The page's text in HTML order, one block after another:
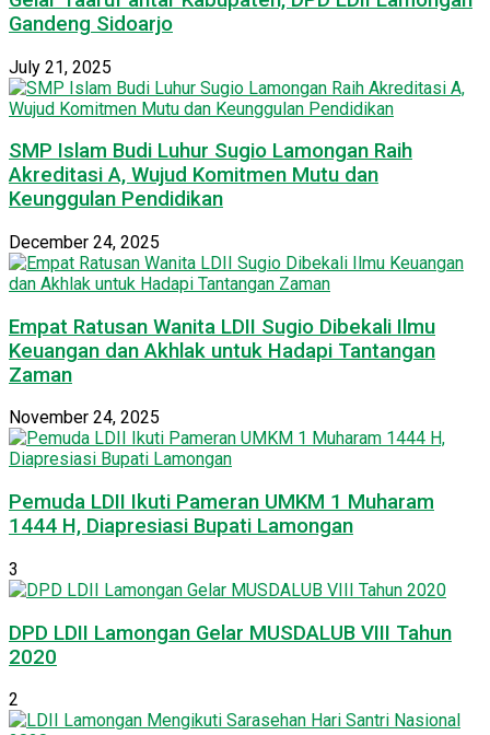
Gandeng Sidoarjo
July 21, 2025
SMP Islam Budi Luhur Sugio Lamongan Raih
Akreditasi A, Wujud Komitmen Mutu dan
Keunggulan Pendidikan
December 24, 2025
Empat Ratusan Wanita LDII Sugio Dibekali Ilmu
Keuangan dan Akhlak untuk Hadapi Tantangan
Zaman
November 24, 2025
Pemuda LDII Ikuti Pameran UMKM 1 Muharam
1444 H, Diapresiasi Bupati Lamongan
3
DPD LDII Lamongan Gelar MUSDALUB VIII Tahun
2020
2